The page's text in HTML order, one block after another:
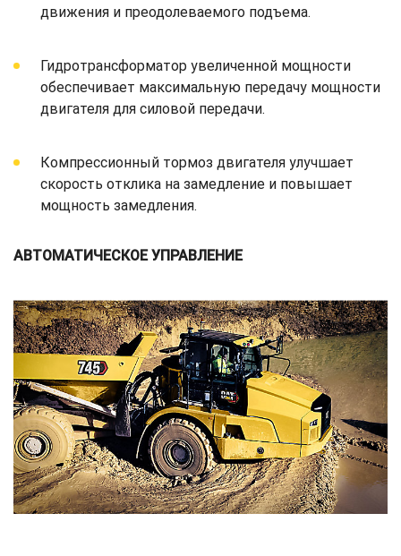
движения и преодолеваемого подъема.
Гидротрансформатор увеличенной мощности
обеспечивает максимальную передачу мощности
двигателя для силовой передачи.
Компрессионный тормоз двигателя улучшает
скорость отклика на замедление и повышает
мощность замедления.
АВТОМАТИЧЕСКОЕ УПРАВЛЕНИЕ